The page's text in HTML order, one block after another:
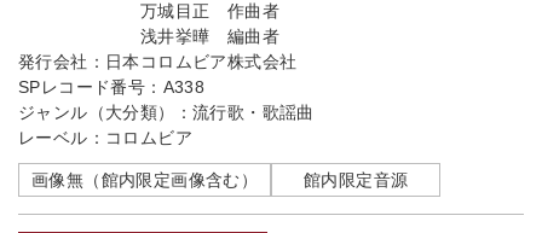
万城目正 作曲者
浅井挙曄 編曲者
発行会社： 日本コロムビア株式会社
SPレコード番号： A338
ジャンル（大分類）： 流行歌・歌謡曲
レーベル： コロムビア
画像無（館内限定画像含む） 館内限定音源